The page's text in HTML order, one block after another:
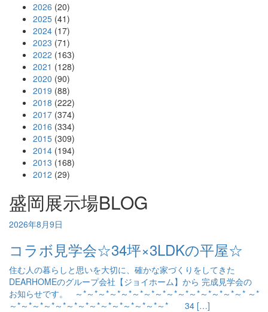
2026 (20)
2025 (41)
2024 (17)
2023 (71)
2022 (163)
2021 (128)
2020 (90)
2019 (88)
2018 (222)
2017 (374)
2016 (334)
2015 (309)
2014 (194)
2013 (168)
2012 (29)
盛岡展示場BLOG
2026年8月9日
コラボ見学会☆34坪×3LDKの平屋☆
住む人の暮らしと思いを大切に、確かな家づくりをしてきた
DEARHOMEのグループ会社【ジョイホーム】から 完成見学会の
お知らせです。 ～*～*～*～*～*～*～*～*～*～*～*～*～*～*～* ～*
～*～*～*～*～*～*～*～*～*～*～*～*～*～* 34 […]